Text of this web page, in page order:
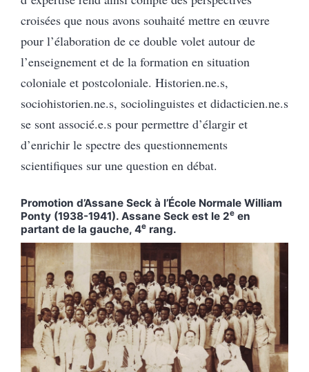
croisées que nous avons souhaité mettre en œuvre
pour l’élaboration de ce double volet autour de
l’enseignement et de la formation en situation
coloniale et postcoloniale. Historien.ne.s,
sociohistorien.ne.s, sociolinguistes et didacticien.ne.s
se sont associé.e.s pour permettre d’élargir et
d’enrichir le spectre des questionnements
scientifiques sur une question en débat.
Promotion d’Assane Seck à l’École Normale William
Ponty (1938-1941). Assane Seck est le 2e en
partant de la gauche, 4e rang.